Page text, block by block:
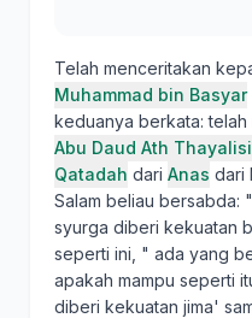
Telah menceritakan
Muhammad bin Basyar
keduanya berkata:
Abu Daud Ath Thayalisi
Qatadah dari Anas dari
Salam beliau bersabda:
syurga diberi kekuatan
seperti ini, " ada yang
apakah mampu seperti
diberi kekuatan jima'